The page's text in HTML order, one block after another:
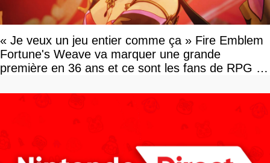
« Je veux un jeu entier comme ça » Fire Emblem
Fortune's Weave va marquer une grande
première en 36 ans et ce sont les fans de RPG en